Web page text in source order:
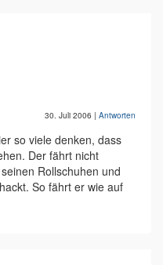
30. Juli 2006 | Antworten
so viele denken, dass
Der fährt nicht
Rollschuhen und
So fährt er wie auf